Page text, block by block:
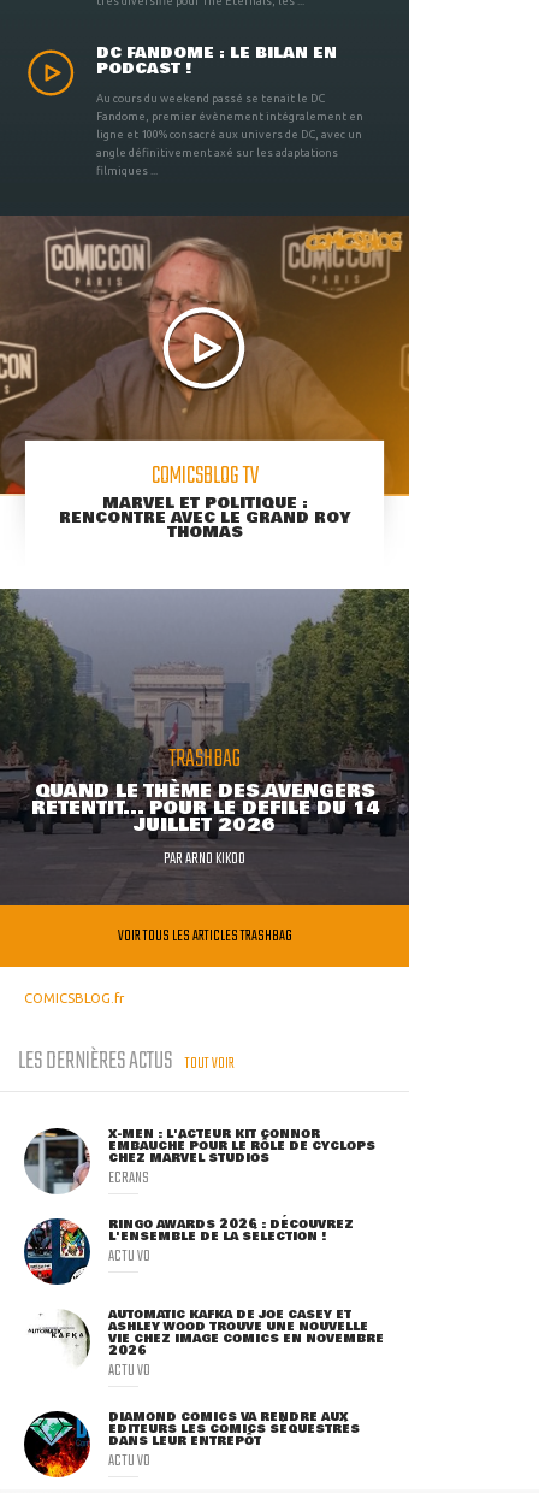
DC FANDOME : LE BILAN EN
PODCAST !
Au cours du weekend passé se tenait le DC
Fandome, premier évènement intégralement en
ligne et 100% consacré aux univers de DC, avec un
angle définitivement axé sur les adaptations
filmiques ...
COMICSBLOG TV
MARVEL ET POLITIQUE :
RENCONTRE AVEC LE GRAND ROY
THOMAS
TRASHBAG
QUAND LE THÈME DES AVENGERS
RETENTIT... POUR LE DÉFILÉ DU 14
JUILLET 2026
PARARNO KIKOO
VOIR TOUS LES ARTICLES TRASHBAG
COMICSBLOG.fr
LES DERNIÈRES ACTUS TOUT VOIR
X-MEN : L'ACTEUR KIT CONNOR
EMBAUCHÉ POUR LE RÔLE DE CYCLOPS
CHEZ MARVEL STUDIOS
ECRANS
RINGO AWARDS 2026 : DÉCOUVREZ
L'ENSEMBLE DE LA SÉLECTION !
ACTU VO
AUTOMATIC KAFKA DE JOE CASEY ET
ASHLEY WOOD TROUVE UNE NOUVELLE
VIE CHEZ IMAGE COMICS EN NOVEMBRE
2026
ACTU VO
DIAMOND COMICS VA RENDRE AUX
ÉDITEURS LES COMICS SÉQUESTRÉS
DANS LEUR ENTREPÔT
ACTU VO